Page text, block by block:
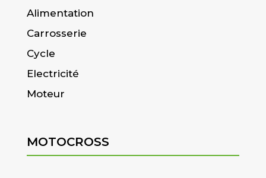
Alimentation
Carrosserie
Cycle
Electricité
Moteur
MOTOCROSS